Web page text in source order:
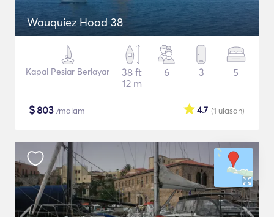
Wauquiez Hood 38
Kapal Pesiar Berlayar
38 ft
12 m
6 3 5
$803 /malam (1 ulasan)
4.7